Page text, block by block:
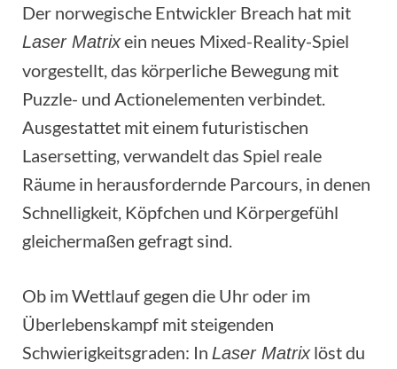
Der norwegische Entwickler Breach hat mit
Laser Matrixein neues Mixed-Reality-Spiel
vorgestellt, das körperliche Bewegung mit
Puzzle- und Actionelementen verbindet.
Ausgestattet mit einem futuristischen
Lasersetting, verwandelt das Spiel reale
Räume in herausfordernde Parcours, in denen
Schnelligkeit, Köpfchen und Körpergefühl
gleichermaßen gefragt sind.
Ob im Wettlauf gegen die Uhr oder im
Überlebenskampf mit steigenden
Schwierigkeitsgraden: In Laser Matrixlöst du